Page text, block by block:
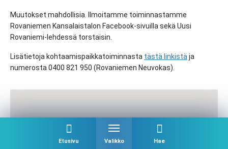
Etusivu Valikko Hae
Muutokset mahdollisia. Ilmoitamme toiminnastamme
Rovaniemen Kansalaistalon Facebook-sivuilla sekä Uusi
Rovaniemi-lehdessä torstaisin.
Lisätietoja kohtaamispaikkatoiminnasta tästä linkistä ja
numerosta 0400 821 950 (Rovaniemen Neuvokas).